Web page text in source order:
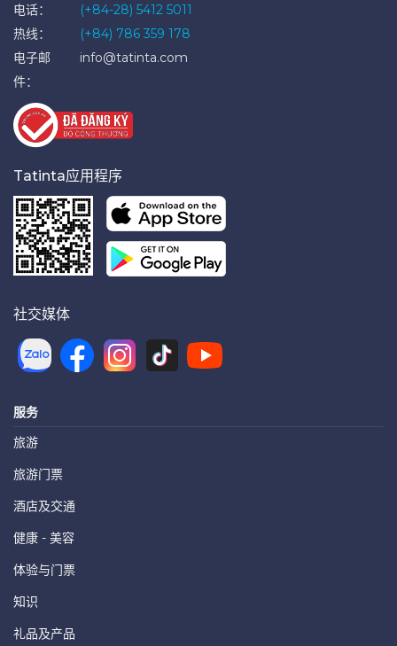
电话：
(+84-28) 5412 5011
热线：
(+84) 786 359 178
电子邮
件：
info@tatinta.com
Tatinta应用程序
社交媒体
服务
旅游
旅游门票
酒店及交通
健康 - 美容
体验与门票
知识
礼品及产品